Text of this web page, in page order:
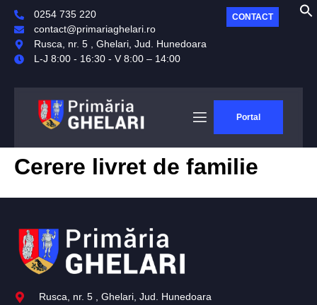
0254 735 220
contact@primariaghelari.ro
Rusca, nr. 5 , Ghelari, Jud. Hunedoara
L-J 8:00 - 16:30 - V 8:00 – 14:00
CONTACT
Portal
Cerere livret de familie
Rusca, nr. 5 , Ghelari, Jud. Hunedoara